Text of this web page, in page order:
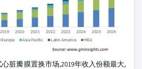
脏瓣膜置换市场,2019年收入份额最大,